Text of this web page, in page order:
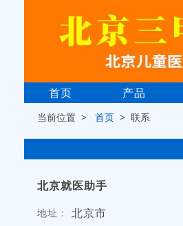
首页 产品
当前位置 >首页 > 联系
北京就医助手
地址： 北京市